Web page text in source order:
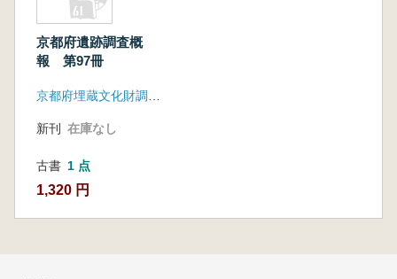
京都府遺跡調査概
報 第97冊
京都府埋蔵文化財調査研究センター
新刊 在庫なし
古書 1 点
1,320 円